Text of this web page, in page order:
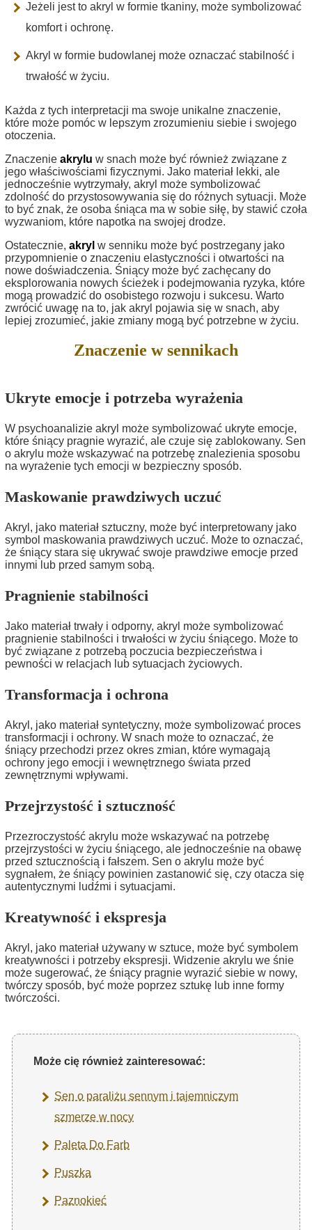
Jeżeli jest to akryl w formie tkaniny, może symbolizować
komfort i ochronę.
Akryl w formie budowlanej może oznaczać stabilność i
trwałość w życiu.
Każda z tych interpretacji ma swoje unikalne znaczenie,
które może pomóc w lepszym zrozumieniu siebie i swojego
otoczenia.
Znaczenie akrylu w snach może być również związane z
jego właściwościami fizycznymi. Jako materiał lekki, ale
jednocześnie wytrzymały, akryl może symbolizować
zdolność do przystosowywania się do różnych sytuacji. Może
to być znak, że osoba śniąca ma w sobie siłę, by stawić czoła
wyzwaniom, które napotka na swojej drodze.
Ostatecznie, akryl w senniku może być postrzegany jako
przypomnienie o znaczeniu elastyczności i otwartości na
nowe doświadczenia. Śniący może być zachęcany do
eksplorowania nowych ścieżek i podejmowania ryzyka, które
mogą prowadzić do osobistego rozwoju i sukcesu. Warto
zwrócić uwagę na to, jak akryl pojawia się w snach, aby
lepiej zrozumieć, jakie zmiany mogą być potrzebne w życiu.
Znaczenie w sennikach
Ukryte emocje i potrzeba wyrażenia
W psychoanalizie akryl może symbolizować ukryte emocje,
które śniący pragnie wyrazić, ale czuje się zablokowany. Sen
o akrylu może wskazywać na potrzebę znalezienia sposobu
na wyrażenie tych emocji w bezpieczny sposób.
Maskowanie prawdziwych uczuć
Akryl, jako materiał sztuczny, może być interpretowany jako
symbol maskowania prawdziwych uczuć. Może to oznaczać,
że śniący stara się ukrywać swoje prawdziwe emocje przed
innymi lub przed samym sobą.
Pragnienie stabilności
Jako materiał trwały i odporny, akryl może symbolizować
pragnienie stabilności i trwałości w życiu śniącego. Może to
być związane z potrzebą poczucia bezpieczeństwa i
pewności w relacjach lub sytuacjach życiowych.
Transformacja i ochrona
Akryl, jako materiał syntetyczny, może symbolizować proces
transformacji i ochrony. W snach może to oznaczać, że
śniący przechodzi przez okres zmian, które wymagają
ochrony jego emocji i wewnętrznego świata przed
zewnętrznymi wpływami.
Przejrzystość i sztuczność
Przezroczystość akrylu może wskazywać na potrzebę
przejrzystości w życiu śniącego, ale jednocześnie na obawę
przed sztucznością i fałszem. Sen o akrylu może być
sygnałem, że śniący powinien zastanowić się, czy otacza się
autentycznymi ludźmi i sytuacjami.
Kreatywność i ekspresja
Akryl, jako materiał używany w sztuce, może być symbolem
kreatywności i potrzeby ekspresji. Widzenie akrylu we śnie
może sugerować, że śniący pragnie wyrazić siebie w nowy,
twórczy sposób, być może poprzez sztukę lub inne formy
twórczości.
Może cię również zainteresować:
Sen o paraliżu sennym i tajemniczym
szmerze w nocy
Paleta Do Farb
Puszka
Paznokieć